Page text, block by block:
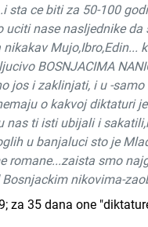
ce biti za 50-100
uciti nase nasljednike
BOSNJACIMA
jos i zaklinjati, i u -
o kakvoj diktaturi
nas ti isti ubijali i
u banjaluci sto je
romane...zaista smo
nikovima-
za 35 dana one